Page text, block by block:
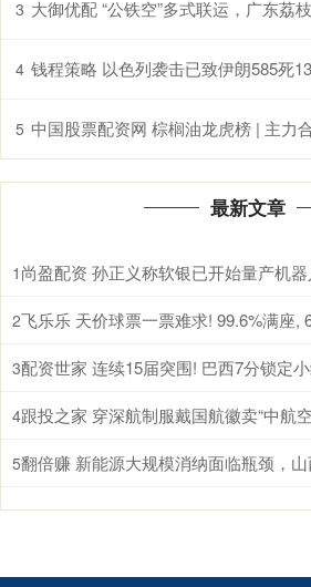
3 大御优配 “公铁空”多式联运，广东荔
4 钱程策略 以色列袭击已致伊朗585死
5 中国股票配资网 棕榈油龙虎榜 | 主力合约今日减仓下行
最新文章
1
2
3
4
5